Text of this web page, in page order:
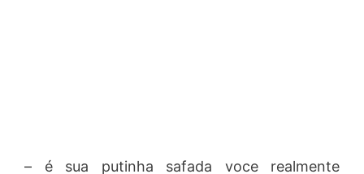
– é sua putinha safada voce realmente